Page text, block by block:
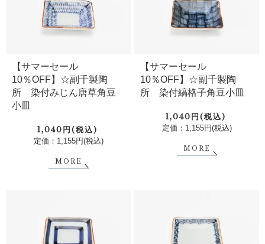
【サマーセール
10％OFF】☆副千製陶
所 染付みじん唐草角豆
小皿
1,040円(税込)
定価：1,155円(税込)
MORE
【サマーセール
10％OFF】☆副千製陶
所 染付縞格子角豆小皿
1,040円(税込)
定価：1,155円(税込)
MORE